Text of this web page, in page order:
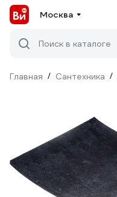
Москва
Поиск в каталоге
Главная / Сантехника /